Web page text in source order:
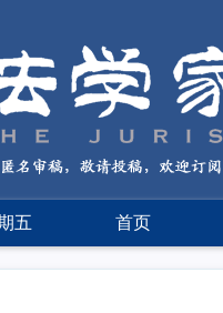
五 首页